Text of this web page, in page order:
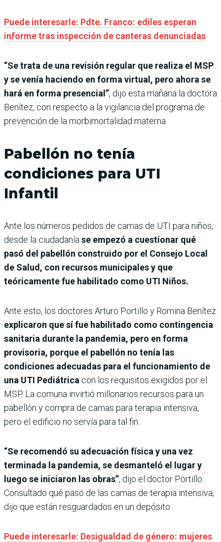
Puede interesarle: Pdte. Franco: ediles esperan
informe tras inspección de canteras denunciadas
“Se trata de una revisión regular que realiza el MSP
y se venía haciendo en forma virtual, pero ahora se
hará en forma presencial”, dijo esta mañana la doctora
Benítez, con respecto a la vigilancia del programa de
prevención de la morbimortalidad materna.
Pabellón no tenía
condiciones para UTI
Infantil
Ante los números pedidos de camas de UTI para niños,
desde la ciudadanía se empezó a cuestionar qué
pasó del pabellón construido por el Consejo Local
de Salud, con recursos municipales y que
teóricamente fue habilitado como UTI Niños.
Ante esto, los doctores Arturo Portillo y Romina Benítez
explicaron que sí fue habilitado como contingencia
sanitaria durante la pandemia, pero en forma
provisoria, porque el pabellón no tenía las
condiciones adecuadas para el funcionamiento de
una UTI Pediátrica con los requisitos exigidos por el
MSP. La comuna invirtió millonarios recursos para un
pabellón y compra de camas para terapia intensiva,
pero el edificio no servía para tal fin.
“Se recomendó su adecuación física y una vez
terminada la pandemia, se desmanteló el lugar y
luego se iniciaron las obras”, dijo el doctor Portillo.
Consultado qué pasó de las camas de terapia intensiva,
dijo que están resguardados en un depósito.
Puede interesarle: Desigualdad de género: mujeres